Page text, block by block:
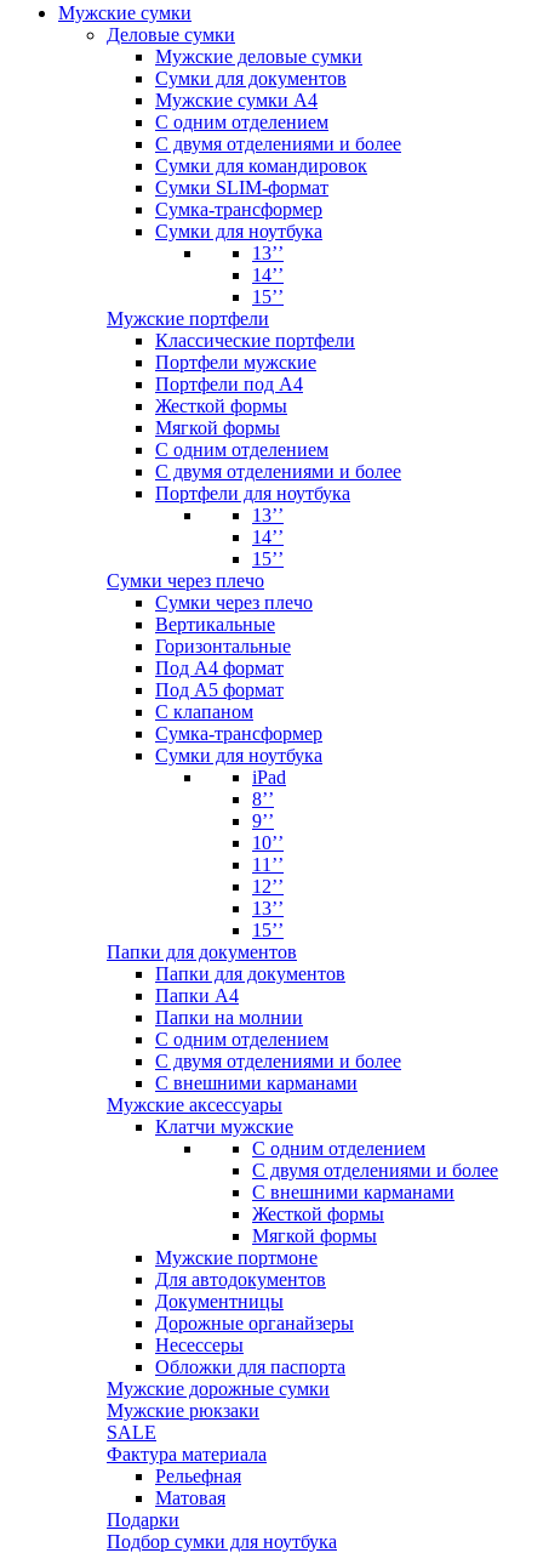
Мужские сумки
Деловые сумки
Мужские деловые сумки
Сумки для документов
Мужские сумки А4
С одним отделением
С двумя отделениями и более
Сумки для командировок
Сумки SLIM-формат
Сумка-трансформер
Сумки для ноутбука
13’’
14’’
15’’
Мужские портфели
Классические портфели
Портфели мужские
Портфели под А4
Жесткой формы
Мягкой формы
С одним отделением
С двумя отделениями и более
Портфели для ноутбука
13’’
14’’
15’’
Сумки через плечо
Сумки через плечо
Вертикальные
Горизонтальные
Под А4 формат
Под А5 формат
С клапаном
Сумка-трансформер
Сумки для ноутбука
iPad
8’’
9’’
10’’
11’’
12’’
13’’
15’’
Папки для документов
Папки для документов
Папки А4
Папки на молнии
С одним отделением
С двумя отделениями и более
С внешними карманами
Мужские аксессуары
Клатчи мужские
С одним отделением
С двумя отделениями и более
С внешними карманами
Жесткой формы
Мягкой формы
Мужские портмоне
Для автодокументов
Документницы
Дорожные органайзеры
Несессеры
Обложки для паспорта
Мужские дорожные сумки
Мужские рюкзаки
SALE
Фактура материала
Рельефная
Матовая
Подарки
Подбор сумки для ноутбука